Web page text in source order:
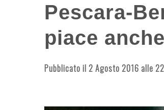
Pescara-
piace
Pubblicato il 2 Agosto 2016 alle